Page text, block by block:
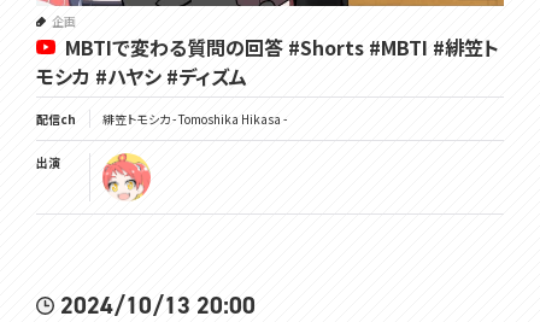
企画
MBTIで変わる質問の回答 #Shorts #MBTI #緋笠ト
モシカ #ハヤシ #ディズム
配信ch 緋笠トモシカ - Tomoshika Hikasa -
出演
2024/10/13 20:00